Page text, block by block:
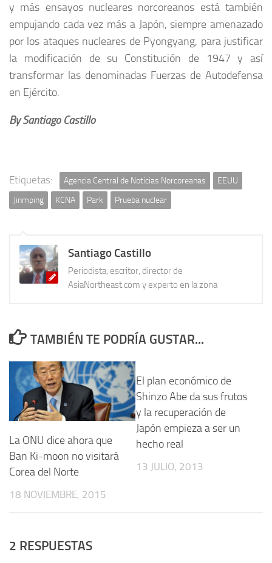
y más ensayos nucleares norcoreanos está también
empujando cada vez más a Japón, siempre amenazado
por los ataques nucleares de Pyongyang, para justificar
la modificación de su Constitución de 1947 y así
transformar las denominadas Fuerzas de Autodefensa
en Ejército.
By Santiago Castillo
Etiquetas: Agencia Central de Noticias Norcoreanas
EEUU
Jinmping
KCNA Park Prueba nuclear
Santiago Castillo
Periodista, escritor, director de
AsiaNortheast.com y experto en la zona
TAMBIÉN TE PODRÍA GUSTAR...
La ONU dice ahora que
Ban Ki-moon no visitará
Corea del Norte
18 NOVIEMBRE, 2015
El plan económico de
Shinzo Abe da sus frutos
y la recuperación de
Japón empieza a ser un
hecho real
13 JULIO, 2013
2 RESPUESTAS